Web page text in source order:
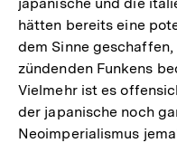
hätten bereits eine
dem Sinne
zündenden Funkens
Vielmehr ist es
der japanische noch
Neoimperialismus